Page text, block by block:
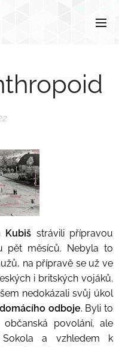
Kubiš strávili přípravou
pět měsíců. Nebyla to
na přípravě se už ve
i britských vojáků.
nedokázali svůj úkol
odboje. Byli to
povolání, ale
a vzhledem k